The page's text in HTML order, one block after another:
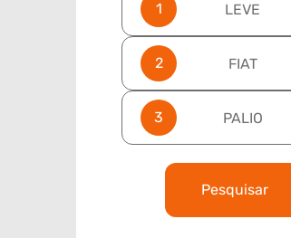
LEVE
FIAT
PALIO
Pesquisar